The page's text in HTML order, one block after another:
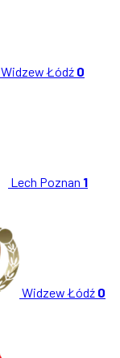
Widzew Łódź 0
Lech Poznan 1
Widzew Łódź 0